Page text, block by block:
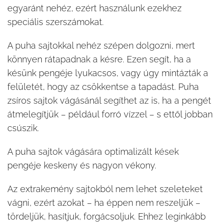
egyaránt nehéz, ezért használunk ezekhez
speciális szerszámokat.
A puha sajtokkal nehéz szépen dolgozni, mert
könnyen rátapadnak a késre. Ezen segít, ha a
késünk pengéje lyukacsos, vagy úgy mintázták a
felületét, hogy az csökkentse a tapadást. Puha
zsíros sajtok vágásánál segíthet az is, ha a pengét
átmelegítjük – például forró vízzel – s ettől jobban
csúszik.
A puha sajtok vágására optimalizált kések
pengéje keskeny és nagyon vékony.
Az extrakemény sajtokból nem lehet szeleteket
vágni, ezért azokat – ha éppen nem reszeljük –
tördeljük, hasítjuk, forgácsoljuk. Ehhez leginkább